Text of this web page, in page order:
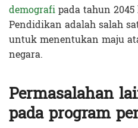
demografipada tahun
Pendidikan adalah salah
untuk menentukan maju
negara.
Permasalahan
pada program